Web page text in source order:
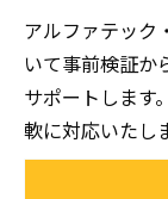
アルファテック
いて事前検証か
サポートします
軟に対応いたし